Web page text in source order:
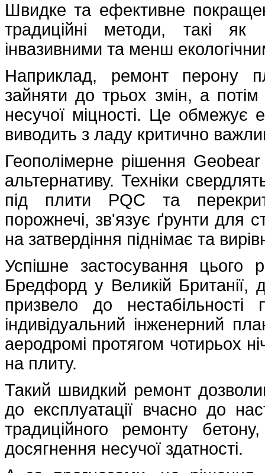
Швидке та ефективне
традиційні методи, такі
інвазивними та менш
Наприклад, ремонт перону
зайняти до трьох змін, а
несучої міцності. Це обмежує
виводить з ладу критично
Геополімерне рішення
альтернативу. Техніки
під плити PQC та
порожнечі, зв'язує ґрунти для
на затвердіння піднімає та
Успішне застосування цього
Бредфорд у Великій Британії,
призвело до
індивідуальний інженерний
аеродромі протягом чотирьох
на плиту.
Такий швидкий ремонт
до експлуатації вчасно до
традиційного ремонту
досягнення несучої здатності.